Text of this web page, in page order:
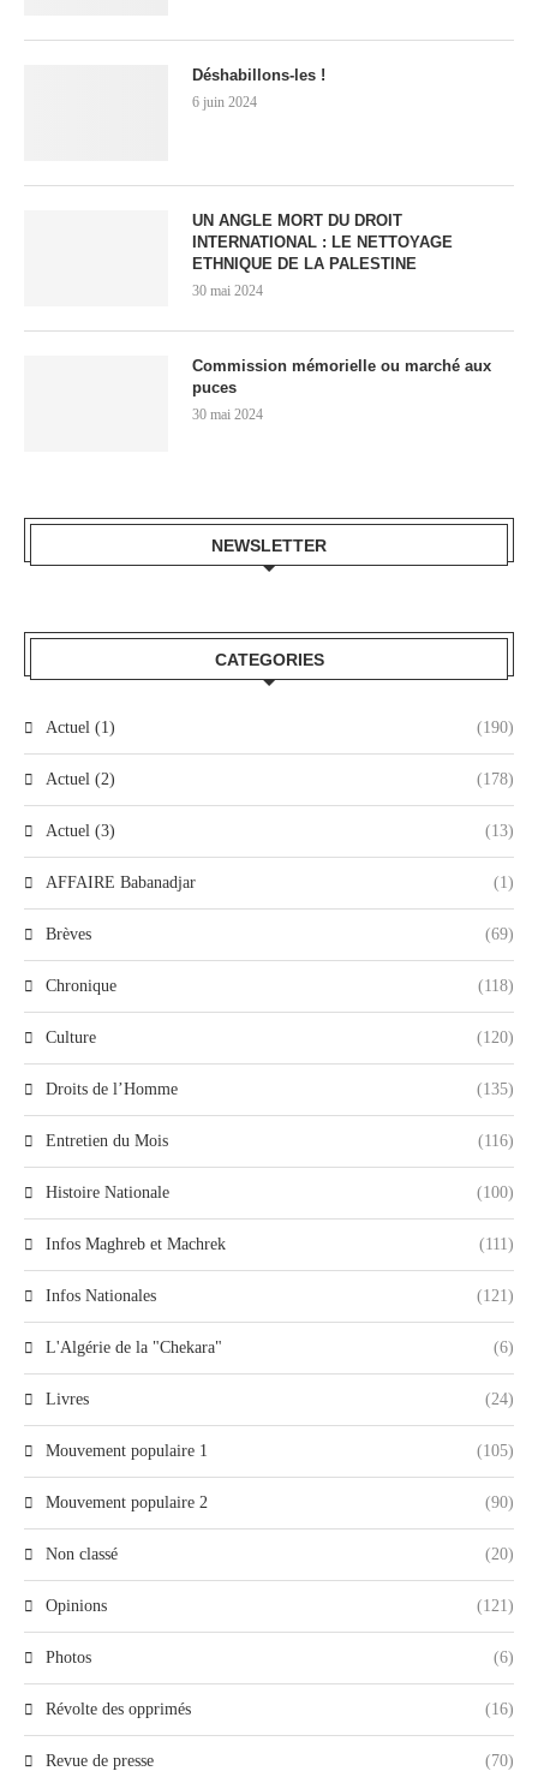
Déshabillons-les !
6 juin 2024
UN ANGLE MORT DU DROIT
INTERNATIONAL : LE NETTOYAGE
ETHNIQUE DE LA PALESTINE
30 mai 2024
Commission mémorielle ou marché aux
puces
30 mai 2024
NEWSLETTER
CATEGORIES
Actuel (1) (190)
Actuel (2) (178)
Actuel (3) (13)
AFFAIRE Babanadjar (1)
Brèves (69)
Chronique (118)
Culture (120)
Droits de l’Homme (135)
Entretien du Mois (116)
Histoire Nationale (100)
Infos Maghreb et Machrek (111)
Infos Nationales (121)
L'Algérie de la "Chekara" (6)
Livres (24)
Mouvement populaire 1 (105)
Mouvement populaire 2 (90)
Non classé (20)
Opinions (121)
Photos (6)
Révolte des opprimés (16)
Revue de presse (70)